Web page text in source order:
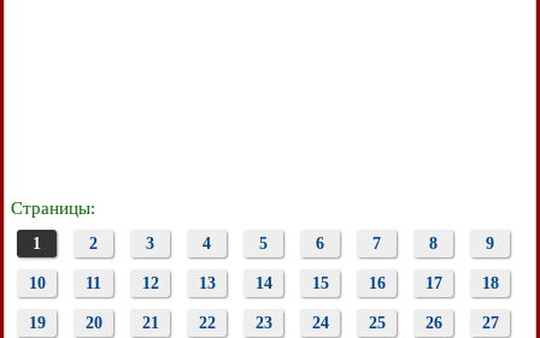
Страницы:
1 2 3 4 5 6 7 8 9
10 11 12 13 14 15 16 17 18
19 20 21 22 23 24 25 26 27